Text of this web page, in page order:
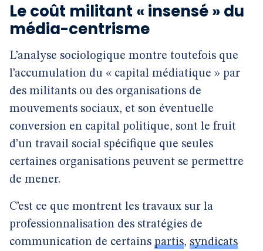
Le coût militant « insensé » du
média-centrisme
L’analyse sociologique montre toutefois que
l’accumulation du « capital médiatique » par
des militants ou des organisations de
mouvements sociaux, et son éventuelle
conversion en capital politique, sont le fruit
d’un travail social spécifique que seules
certaines organisations peuvent se permettre
de mener.
C’est ce que montrent les travaux sur la
professionnalisation des stratégies de
communication de certains partis, syndicats